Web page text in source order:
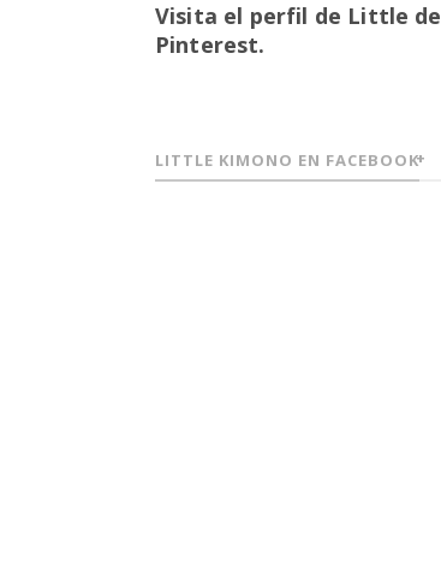
Visita el perfil de Little de
Pinterest.
LITTLE KIMONO EN FACEBOOK